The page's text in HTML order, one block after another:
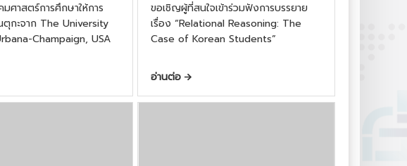
มศาสตร์การศึกษาให้การ
กะจาก The University
Champaign, USA
ขอเชิญผู้ที่สนใจเข้าร่วมฟังการบรรยาย
เรื่อง “Relational Reasoning: The
Case of Korean Students”
อ่านต่อ